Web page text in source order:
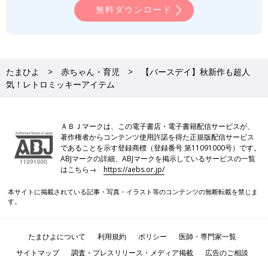
無料ダウンロード
たまひよ 赤ちゃん・育児
【バースデイ】秋新作も超人
気！レトロミッキーアイテム
ＡＢＪマークは、この電子書店・電子書籍配信サービスが、
著作権者からコンテンツ使用許諾を得た正規版配信サービス
であることを示す登録商標（登録番号 第11091000号）です。
ABJマークの詳細、ABJマークを掲示しているサービスの一覧
はこちら→https://aebs.or.jp/
本サイトに掲載されている記事・写真・イラスト等のコンテンツの無断転載を禁じま
す。
たまひよについて 利用規約 ポリシー
医師・専門家一覧
サイトマップ
調査・プレスリリース・メディア掲載 広告のご相談